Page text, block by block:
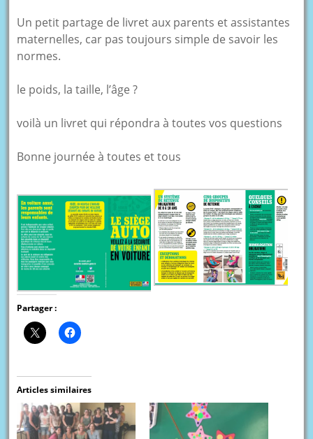
Un petit partage de livret aux parents et assistantes
maternelles, car pas toujours simple de savoir les
normes.
le poids, la taille, l’âge ?
voilà un livret qui répondra à toutes vos questions
Bonne journée à toutes et tous
Partager :
Articles similaires